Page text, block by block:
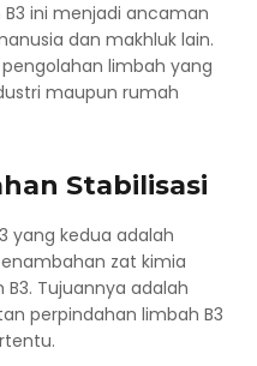
ini menjadi ancaman
dan makhluk lain.
limbah yang
maupun rumah
Stabilisasi
yang kedua adalah
zat kimia
Tujuannya adalah
perpindahan limbah B3